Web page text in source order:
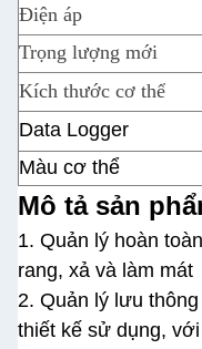
Điện áp
Trọng lượng mới
Kích thước cơ thể
Data Logger
Màu cơ thể
Mô tả sản
1. Quản lý hoàn
rang, xả và làm mát
2. Quản lý lưu
thiết kế sử dụng,